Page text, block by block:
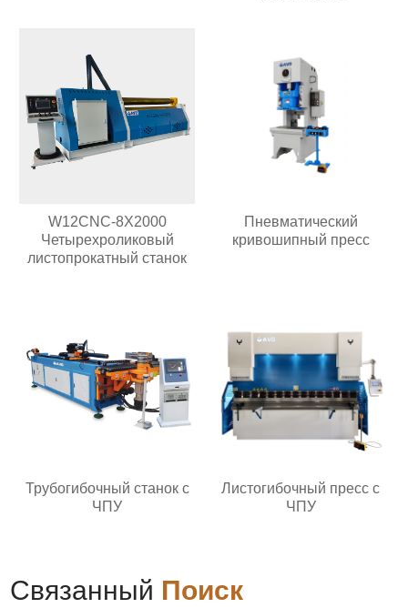
W12CNC-8X2000
Четырехроликовый
листопрокатный станок
Пневматический
кривошипный пресс
Трубогибочный станок с
ЧПУ
Листогибочный пресс с
ЧПУ
Связанный Поиск